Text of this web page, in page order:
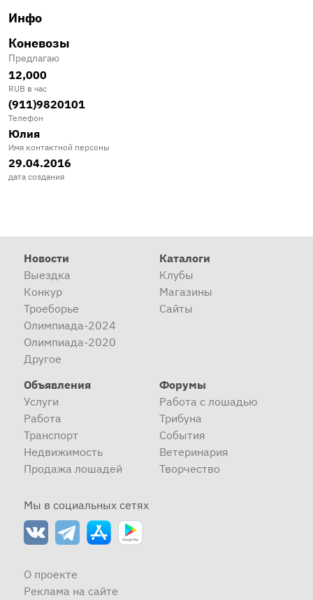
Инфо
Коневозы
Предлагаю
12,000
RUB в час
(911)9820101
Телефон
Юлия
Имя контактной персоны
29.04.2016
дата создания
Новости
Выездка
Конкур
Троеборье
Олимпиада-2024
Олимпиада-2020
Другое
Каталоги
Клубы
Магазины
Сайты
Объявления
Услуги
Работа
Транспорт
Недвижимость
Продажа лошадей
Форумы
Работа с лошадью
Трибуна
События
Ветеринария
Творчество
Мы в социальных сетях
О проекте
Реклама на сайте